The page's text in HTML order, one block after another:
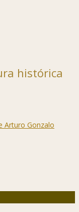
histórica